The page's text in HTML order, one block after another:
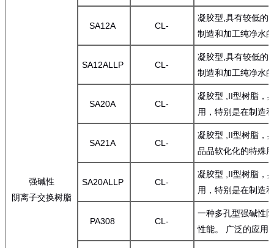
强碱性
阴离子交换树脂
SA12A CL-
凝胶型,具有较低的
制造和加工纯净水
SA12ALLP CL-
凝胶型,具有较低的
制造和加工纯净水
SA20A CL-
凝胶型 ,II型树脂，
用，特别是在制造
SA21A CL-
凝胶型 ,II型树脂，
品品软化化的特殊
SA20ALLP CL-
凝胶型 ,II型树脂，
用，特别是在制造
PA308 CL-
一种多孔型强碱性
性能。 广泛的应用